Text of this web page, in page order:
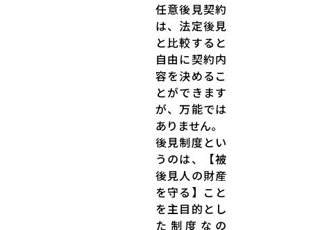
任意後見契約
は、法定後見
と比較すると
自由に契約内
容を決めるこ
とができます
が、万能では
ありません。
後見制度とい
うのは、【被
後見人の財産
を守る】こと
を主目的とし
た制度なの